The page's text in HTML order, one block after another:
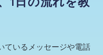
ているメッセージや電話